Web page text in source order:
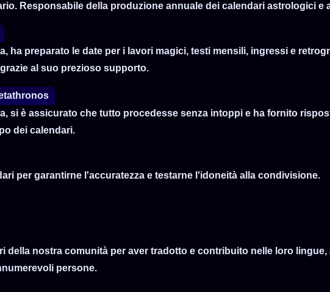
Responsabile della produzione annuale dei calendari astrologici e
ha preparato le date per i lavori magici, testi mensili, ingressi e
al suo prezioso supporto.
si è assicurato che tutto procedesse senza intoppi e ha fornito
dei calendari.
per garantirne l'accuratezza e testarne l'idoneità alla condivisione.
della nostra comunità per aver tradotto e contribuito nelle loro
persone.